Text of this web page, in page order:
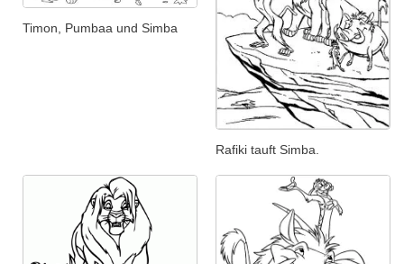
Timon, Pumbaa und Simba
Rafiki tauft Simba.